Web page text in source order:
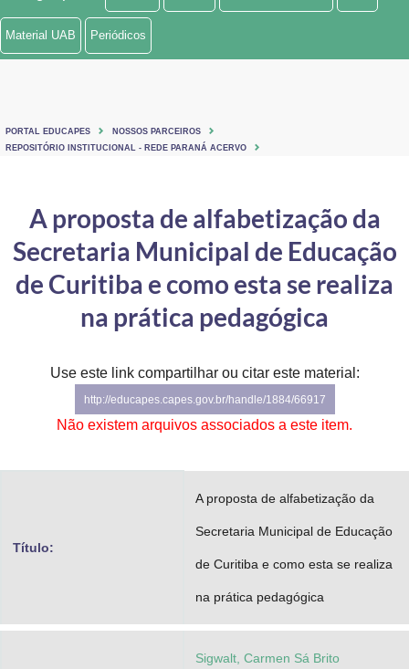
Ministério de Minas e Energia
Ministério do Turismo
Controladoria-Geral da União
Ministério da Mulher, da Família e dos Direitos Humanos
Gabinete de Segurança Institucional
Advocacia-Geral da União
Material UAB Periódicos
PORTAL EDUCAPES
NOSSOS PARCEIROS
REPOSITÓRIO INSTITUCIONAL - REDE PARANÁ ACERVO
A proposta de alfabetização da
Secretaria Municipal de Educação
de Curitiba e como esta se realiza
na prática pedagógica
Use este link compartilhar ou citar este material:
http://educapes.capes.gov.br/handle/1884/66917
Não existem arquivos associados a este item.
Título:
A proposta de alfabetização da
Secretaria Municipal de Educação
de Curitiba e como esta se realiza
na prática pedagógica
Sigwalt, Carmen Sá Brito